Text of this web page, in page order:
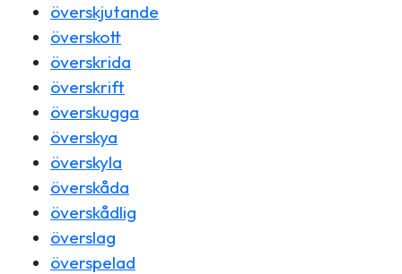
överskjutande
överskott
överskrida
överskrift
överskugga
överskya
överskyla
överskåda
överskådlig
överslag
överspelad